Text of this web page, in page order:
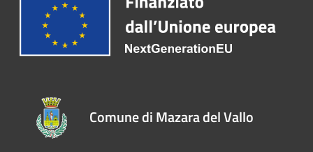
Comune di Mazara del Vallo